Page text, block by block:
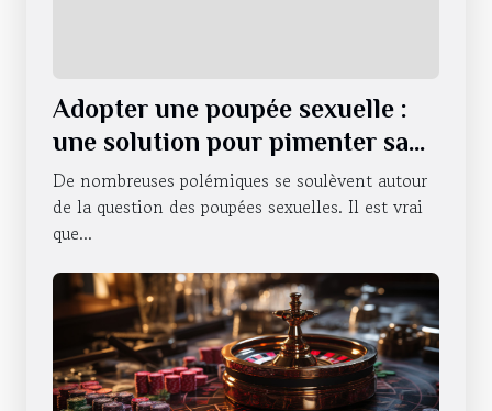
Adopter une poupée sexuelle :
une solution pour pimenter sa
vie sexuelle ?
De nombreuses polémiques se soulèvent autour
de la question des poupées sexuelles. Il est vrai
que...